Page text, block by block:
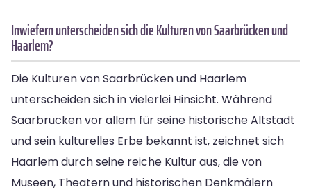
Inwiefern unterscheiden sich die Kulturen von Saarbrücken und
Haarlem?
Die Kulturen von Saarbrücken und Haarlem
unterscheiden sich in vielerlei Hinsicht. Während
Saarbrücken vor allem für seine historische Altstadt
und sein kulturelles Erbe bekannt ist, zeichnet sich
Haarlem durch seine reiche Kultur aus, die von
Museen, Theatern und historischen Denkmälern